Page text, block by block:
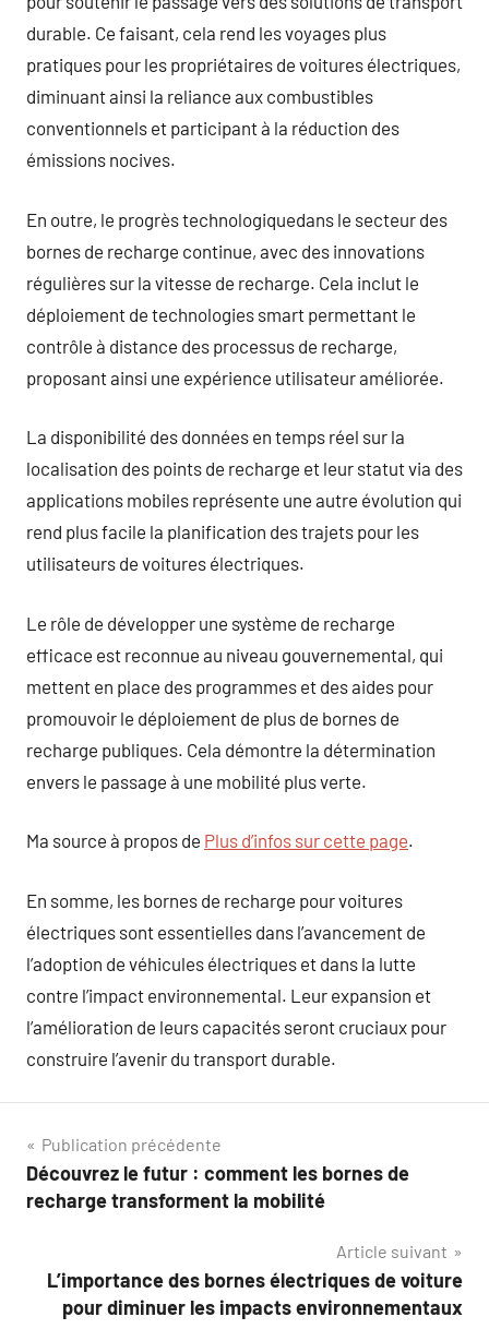
durable. Ce faisant, cela rend les voyages plus
pratiques pour les propriétaires de voitures électriques,
diminuant ainsi la reliance aux combustibles
conventionnels et participant à la réduction des
émissions nocives.
En outre, le progrès technologiquedans le secteur des
bornes de recharge continue, avec des innovations
régulières sur la vitesse de recharge. Cela inclut le
déploiement de technologies smart permettant le
contrôle à distance des processus de recharge,
proposant ainsi une expérience utilisateur améliorée.
La disponibilité des données en temps réel sur la
localisation des points de recharge et leur statut via des
applications mobiles représente une autre évolution qui
rend plus facile la planification des trajets pour les
utilisateurs de voitures électriques.
Le rôle de développer une système de recharge
efficace est reconnue au niveau gouvernemental, qui
mettent en place des programmes et des aides pour
promouvoir le déploiement de plus de bornes de
recharge publiques. Cela démontre la détermination
envers le passage à une mobilité plus verte.
Ma source à propos de Plus d’infos sur cette page.
En somme, les bornes de recharge pour voitures
électriques sont essentielles dans l’avancement de
l’adoption de véhicules électriques et dans la lutte
contre l’impact environnemental. Leur expansion et
l’amélioration de leurs capacités seront cruciaux pour
construire l’avenir du transport durable.
Navigation
de
Publication précédente
Découvrez le futur : comment les bornes de
recharge transforment la mobilité
Article suivant
L’importance des bornes électriques de voiture
pour diminuer les impacts environnementaux